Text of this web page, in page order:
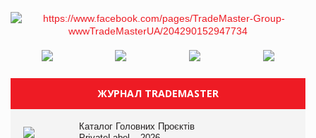
ЖУРНАЛ TRADEMASTER
Каталог Головних Проєктів